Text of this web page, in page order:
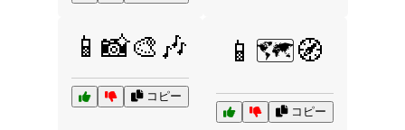
📱📸🎨🎶
コピー
📱🗺️🧭
コピー